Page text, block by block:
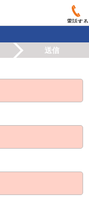
電話する
送信